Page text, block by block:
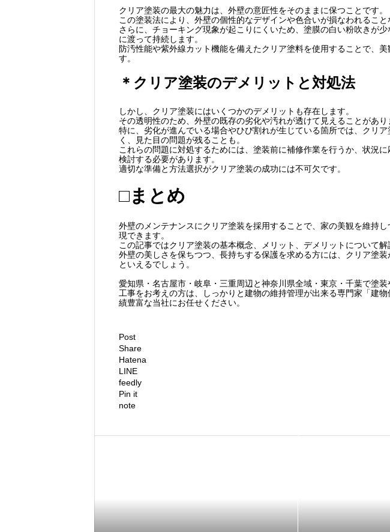
クリア塗装の最大の魅力は、外壁の意匠性をそのままに保つことです。
この塗装法により、外壁の個性的なデザインや色合いが損なわれること
さらに、チョーキング現象が起こりにくいため、塗膜の白い粉吹きが
に渡って持続します。
防汚性能や紫外線カット機能を備えたクリア塗料を使用することで、美
す。
＊クリア塗装のデメリットと対処法
しかし、クリア塗装にはいくつかのデメリットも存在します。
その透明性のため、外壁の既存の劣化や汚れが透けて見えることがあり
特に、劣化が進んでいる場合やひび割れが生じている箇所では、クリア
く、見た目の問題が残ることも。
これらの問題に対処するためには、塗装前に補修作業を行うか、状況
検討する必要があります。
適切な準備と方法選択がクリア塗装の成功には不可欠です。
□まとめ
外壁のメンテナンスにクリア塗装を採用することで、家の美観を維持
現できます。
この記事ではクリア塗装の基本概念、メリット、デメリットについて解
外壁の美しさを保ちつつ、長持ちする保護を求める方には、クリア塗
といえるでしょう。
愛知県・名古屋市・岐阜・三重周辺と神奈川県全域・東京・千葉で塗
工事をお考えの方は、しっかりと建物の維持管理が出来る専門家「建
績豊富な当社にお任せください。
Post
Share
Hatena
LINE
feedly
Pin it
note